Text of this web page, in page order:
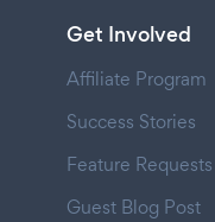
Get Involved
Affiliate Program
Success Stories
Feature Requests
Guest Blog Post